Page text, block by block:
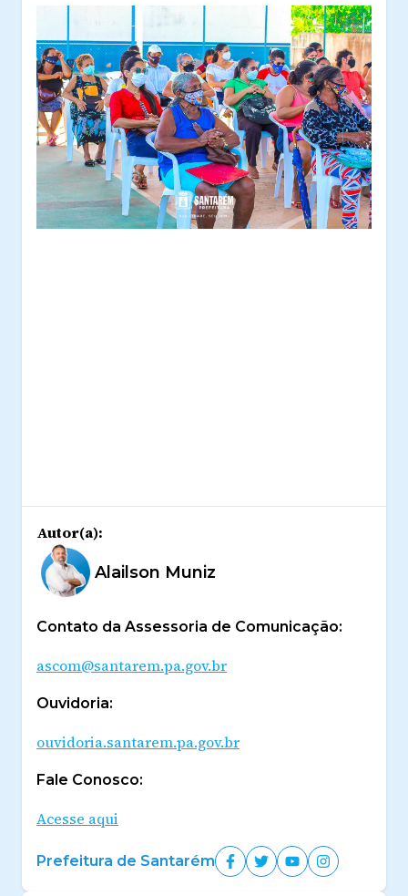
Autor(a):
Alailson Muniz
Contato da Assessoria de Comunicação:
ascom@santarem.pa.gov.br
Ouvidoria:
ouvidoria.santarem.pa.gov.br
Fale Conosco:
Acesse aqui
Prefeitura de Santarém